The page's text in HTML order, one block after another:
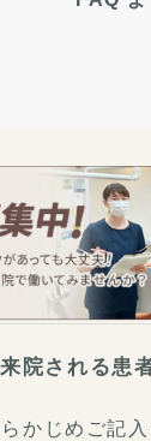
院される患
かじめご記